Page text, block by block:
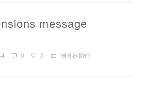
message
0 3 浏览器插件